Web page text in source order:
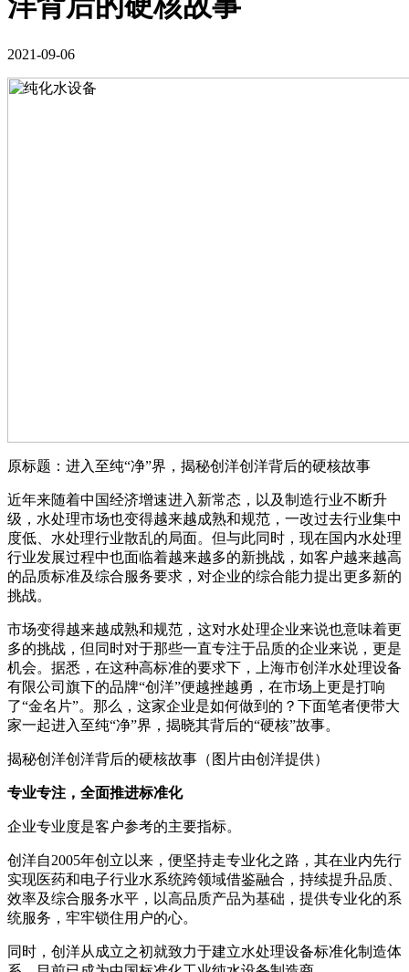
2021-09-06
原标题：进入至纯“净”界，揭秘创洋创洋背后的硬核故事
近年来随着中国经济增速进入新常态，以及制造行业不断升
级，水处理市场也变得越来越成熟和规范，一改过去行业集中
度低、水处理行业散乱的局面。但与此同时，现在国内水处理
行业发展过程中也面临着越来越多的新挑战，如客户越来越高
的品质标准及综合服务要求，对企业的综合能力提出更多新的
挑战。
市场变得越来越成熟和规范，这对水处理企业来说也意味着更
多的挑战，但同时对于那些一直专注于品质的企业来说，更是
机会。据悉，在这种高标准的要求下，上海市创洋水处理设备
有限公司旗下的品牌“创洋”便越挫越勇，在市场上更是打响
了“金名片”。那么，这家企业是如何做到的？下面笔者便带大
家一起进入至纯“净”界，揭晓其背后的“硬核”故事。
揭秘创洋创洋背后的硬核故事（图片由创洋提供）
专业专注，全面推进标准化
企业专业度是客户参考的主要指标。
创洋自2005年创立以来，便坚持走专业化之路，其在业内先行
实现医药和电子行业水系统跨领域借鉴融合，持续提升品质、
效率及综合服务水平，以高品质产品为基础，提供专业化的系
统服务，牢牢锁住用户的心。
同时，创洋从成立之初就致力于建立水处理设备标准化制造体